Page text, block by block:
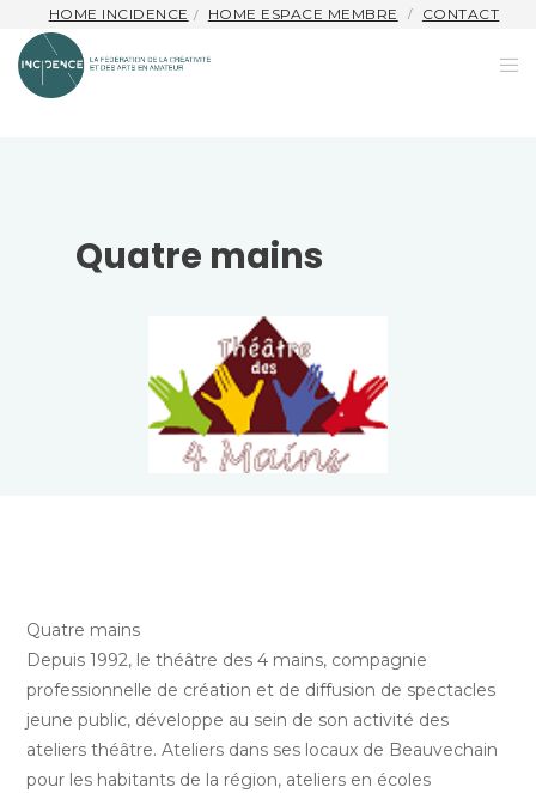
HOME INCIDENCE HOME ESPACE MEMBRE CONTACT
Quatre mains
Quatre mains
Depuis 1992, le théâtre des 4 mains, compagnie
professionnelle de création et de diffusion de spectacles
jeune public, développe au sein de son activité des
ateliers théâtre. Ateliers dans ses locaux de Beauvechain
pour les habitants de la région, ateliers en écoles